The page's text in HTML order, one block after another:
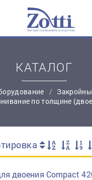
КАТАЛОГ
по толщине
двоения Compact
в корзину